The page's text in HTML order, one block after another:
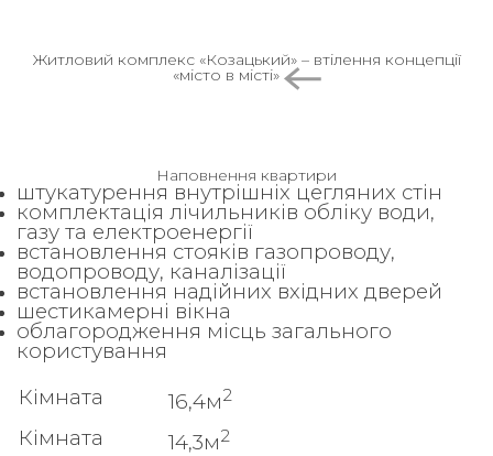
Житловий комплекс «Козацький» – втілення концепції
«місто в місті»
Наповнення квартири
штукатурення внутрішніх цегляних стін
комплектація лічильників обліку води,
газу та електроенергії
встановлення стояків газопроводу,
водопроводу, каналізації
встановлення надійних вхідних дверей
шестикамерні вікна
облагородження місць загального
користування
Кімната
16,4м2
Кімната 14,3м2